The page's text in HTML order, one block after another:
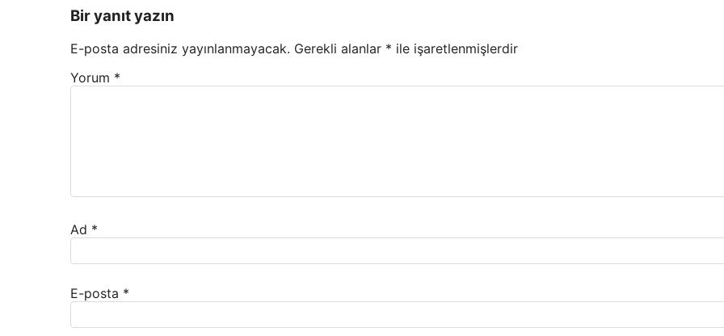
Bir yanıt yazın
E-posta adresiniz yayınlanmayacak. Gerekli alanlar * ile işaretlenmişlerdir
Yorum *
Ad *
E-posta *